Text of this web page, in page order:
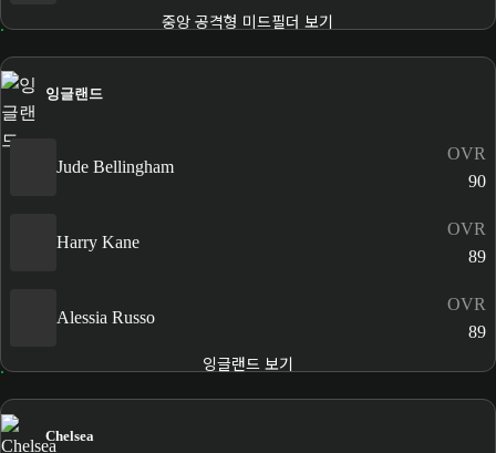
중앙 공격형 미드필더 보기
잉글랜드
Jude Bellingham
OVR
90
Harry Kane
OVR
89
Alessia Russo
OVR
89
잉글랜드 보기
Chelsea